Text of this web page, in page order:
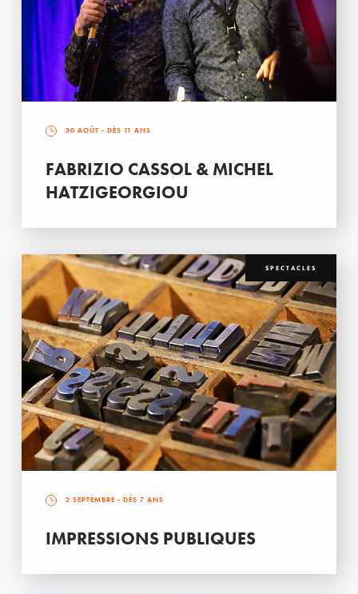
30 AOÛT - DÈS 11 ANS
FABRIZIO CASSOL & MICHEL
HATZIGEORGIOU
SPECTACLES
2 SEPTEMBRE - DÈS 7 ANS
IMPRESSIONS PUBLIQUES